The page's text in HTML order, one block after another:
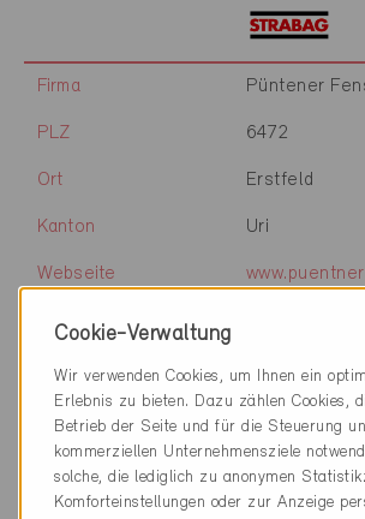
Firma Püntener
PLZ 6472
Ort Erstfeld
Kanton Uri
Webseite
Firma
Läng
Küchenbau
PLZ 3423
Ersigen
Cookie-Verwaltung
Wir verwenden Cookies, um Ihnen ein
Erlebnis zu bieten. Dazu zählen Cookies,
Betrieb der Seite und für die Steuerung
kommerziellen Unternehmensziele
solche, die lediglich zu anonymen
Komforteinstellungen oder zur Anzeige